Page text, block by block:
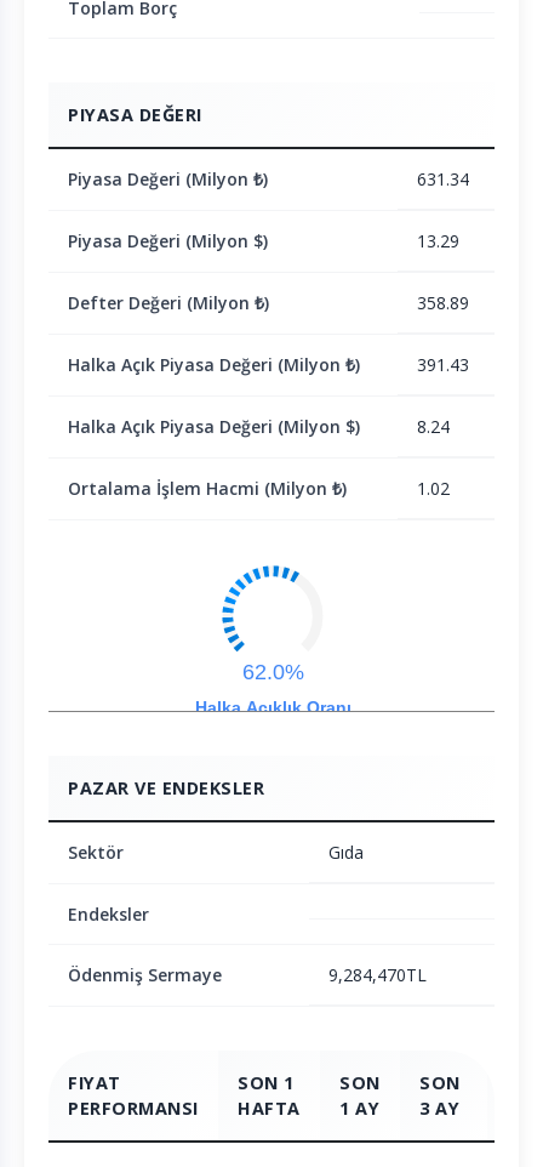
Toplam Borç
PIYASA DEĞERI
Piyasa Değeri (Milyon ₺) 631.34
Piyasa Değeri (Milyon $) 13.29
Defter Değeri (Milyon ₺) 358.89
Halka Açık Piyasa Değeri (Milyon ₺) 391.43
Halka Açık Piyasa Değeri (Milyon $) 8.24
Ortalama İşlem Hacmi (Milyon ₺) 1.02
Halka Açıklık Oranı
62.0%
PAZAR VE ENDEKSLER
Sektör Gıda
Endeksler
Ödenmiş Sermaye 9,284,470TL
FIYAT
PERFORMANSI
SON 1
HAFTA
SON
1 AY
SON
3 AY